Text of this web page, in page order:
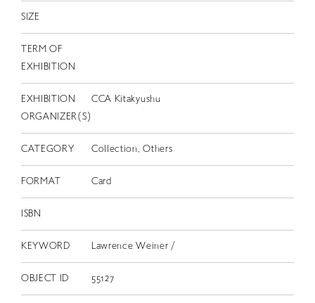
SIZE
TERM OF
EXHIBITION
EXHIBITION
ORGANIZER(S)
CCA Kitakyushu
CATEGORY Collection, Others
FORMAT Card
ISBN
KEYWORD Lawrence Weiner /
OBJECT ID 55127